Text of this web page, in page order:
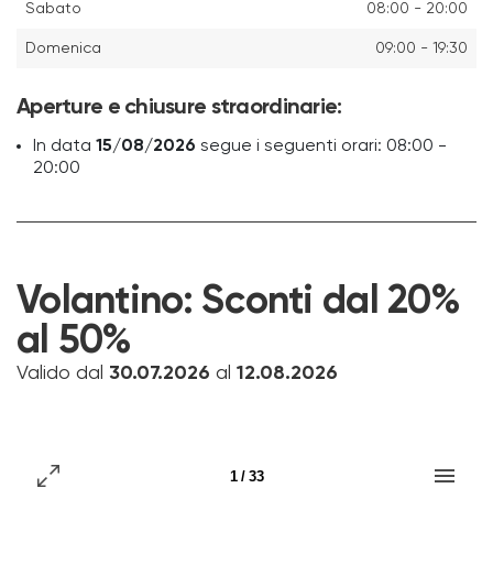
Sabato 08:00 - 20:00
Domenica 09:00 - 19:30
Aperture e chiusure straordinarie:
In data 15/08/2026 segue i seguenti orari: 08:00 -
20:00
Volantino: Sconti dal 20%
al 50%
Valido dal 30.07.2026 al 12.08.2026